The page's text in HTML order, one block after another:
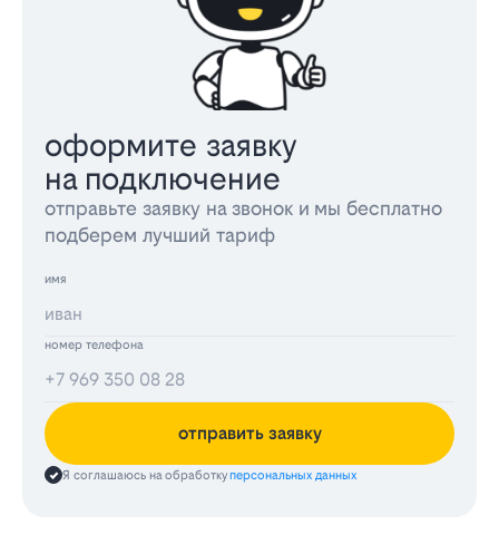
оформите заявку
на подключение
отправьте заявку на звонок и мы бесплатно
подберем лучший тариф
имя
номер телефона
отправить заявку
Я соглашаюсь на обработкуперсональных данных